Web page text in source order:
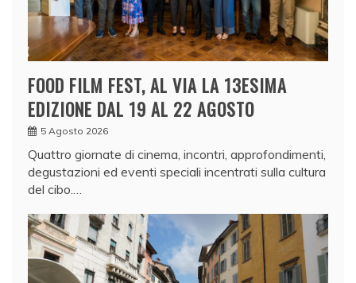
FOOD FILM FEST, AL VIA LA 13ESIMA
EDIZIONE DAL 19 AL 22 AGOSTO
5 Agosto 2026
Quattro giornate di cinema, incontri, approfondimenti,
degustazioni ed eventi speciali incentrati sulla cultura
del cibo.…